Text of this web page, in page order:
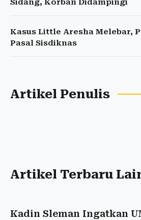
Sidang, Korban Didampingi
Kasus Little Aresha Melebar,
Pasal Sisdiknas
Artikel Penulis
Artikel Terbaru
Kadin Sleman Ingatkan